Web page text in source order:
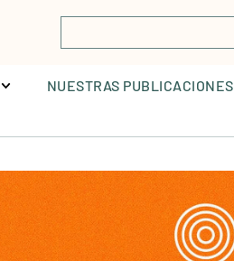
NUESTRAS PUBLICACIONES